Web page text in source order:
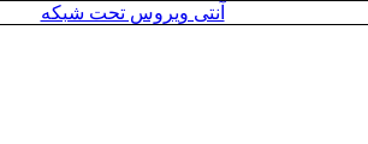
آنتی ویروس تحت شبکه